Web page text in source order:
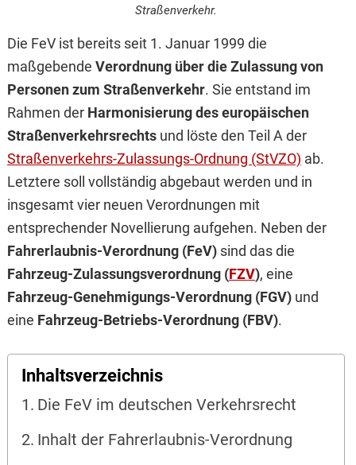
Straßenverkehr.
Die FeV ist bereits seit 1. Januar 1999 die
maßgebende Verordnung über die Zulassung von
Personen zum Straßenverkehr. Sie entstand im
Rahmen der Harmonisierung des europäischen
Straßenverkehrsrechtsund löste den Teil A der
Straßenverkehrs-Zulassungs-Ordnung (StVZO) ab.
Letztere soll vollständig abgebaut werden und in
insgesamt vier neuen Verordnungen mit
entsprechender Novellierung aufgehen. Neben der
Fahrerlaubnis-Verordnung (FeV)sind das die
Fahrzeug-Zulassungsverordnung (FZV), eine
Fahrzeug-Genehmigungs-Verordnung (FGV)und
eine Fahrzeug-Betriebs-Verordnung (FBV).
Inhaltsverzeichnis
Die FeV im deutschen Verkehrsrecht
Inhalt der Fahrerlaubnis-Verordnung